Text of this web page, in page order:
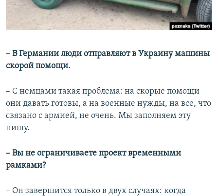
– В Германии люди отправляют в Украину машины
скорой помощи.
– С немцами такая проблема: на скорые помощи
они давать готовы, а на военные нужды, на все, что
связано с армией, не очень. Мы заполняем эту
нишу.
– Вы не ограничиваете проект временными
рамками?
– Он завершится только в двух случаях: когда